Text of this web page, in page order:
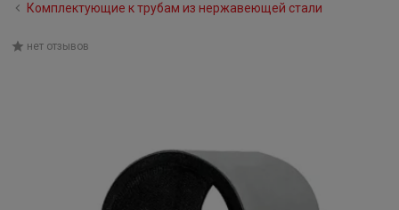
Комплектующие к трубам из нержавеющей стали
нет отзывов